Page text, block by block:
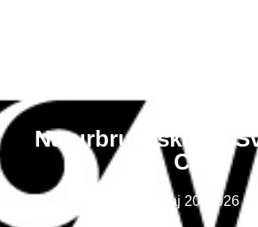
Naturbruksskolan
C:09
maj 20, 2026